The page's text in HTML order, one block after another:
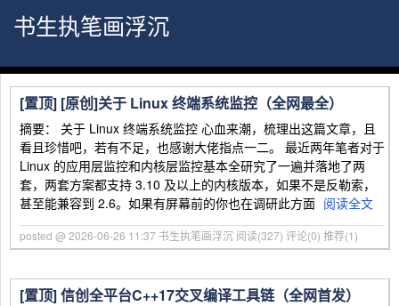
书生执笔画浮沉
[置顶] [原创]关于 Linux 终端系统监控（全网最全）
摘要： 关于 Linux 终端系统监控 心血来潮，梳理出这篇文章，且
看且珍惜吧，若有不足，也感谢大佬指点一二。 最近两年笔者对于
Linux 的应用层监控和内核层监控基本全研究了一遍并落地了两
套，两套方案都支持 3.10 及以上的内核版本，如果不是反勒索，
甚至能兼容到 2.6。如果有屏幕前的你也在调研此方面 阅读全文
posted @ 2026-06-26 11:37 书生执笔画浮沉 阅读(327) 评论(0) 推荐(1)
[置顶]信创全平台C++17交叉编译工具链（全网首发）